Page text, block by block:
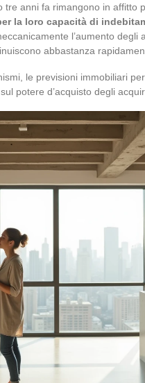
tre anni fa rimangono in affitto
la loro capacità di
l’aumento degli
abbastanza
le previsioni immobiliari
potere d’acquisto degli